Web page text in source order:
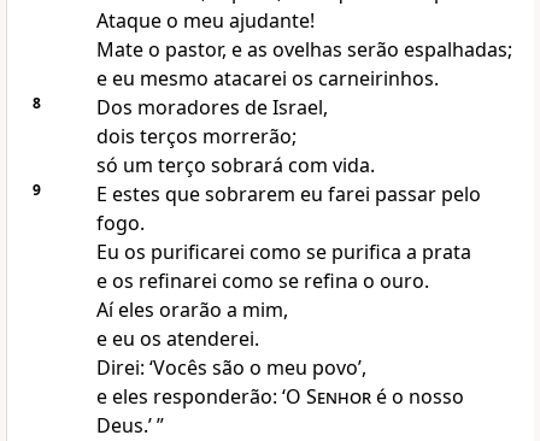
Ataque o meu ajudante!
Mate o pastor, e as ovelhas serão espalhadas;
e eu mesmo atacarei os carneirinhos.
8
Dos moradores de Israel,
dois terços morrerão;
só um terço sobrará com vida.
9
E estes que sobrarem eu farei passar pelo
fogo.
Eu os purificarei como se purifica a prata
e os refinarei como se refina o ouro.
Aí eles orarão a mim,
e eu os atenderei.
Direi: ‘Vocês são o meu povo’,
e eles responderão: ‘O Senhoré o nosso
Deus.’ ”